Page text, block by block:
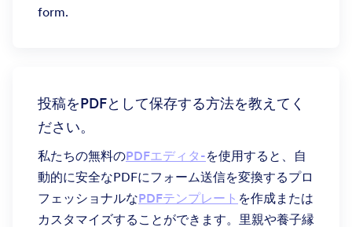
form.
投稿をPDFとして保存する方法を教えてく
ださい。
私たちの無料のPDFエディタ-を使用すると、自
動的に安全なPDFにフォーム送信を変換するプロ
フェッショナルなPDFテンプレート を作成または
カスタマイズすることができます。里親や養子縁